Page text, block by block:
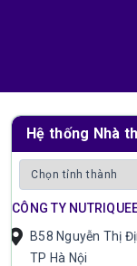
Hệ thống Nhà
CÔNG TY
B58 Nguyễn Thị
TP Hà Nội